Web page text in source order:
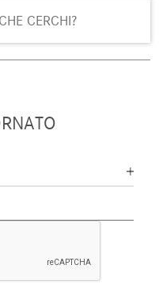
CERCHI?